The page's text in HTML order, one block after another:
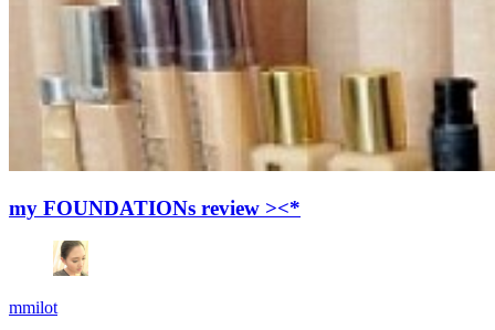
my FOUNDATIONs review ><*
mmilot